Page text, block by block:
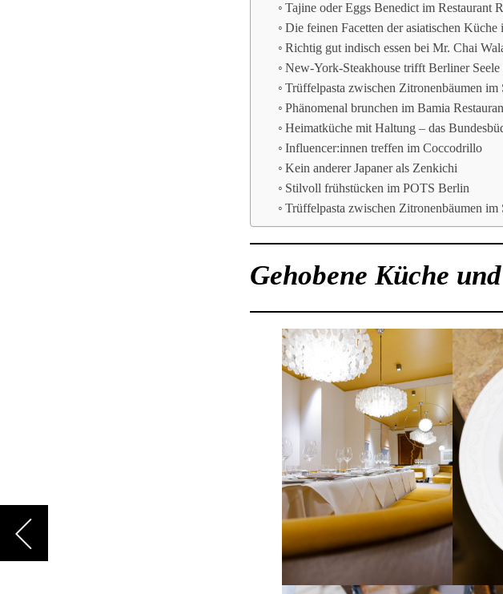
Tajine oder Eggs Benedict im Restaurant
Die feinen Facetten der asiatischen
Richtig gut indisch essen bei Mr. Chai
New-York-Steakhouse trifft Berliner
Trüffelpasta zwischen Zitronenbäumen im
Phänomenal brunchen im Bamia
Heimatküche mit Haltung – das
Influencer:innen treffen im Coccodrillo
Kein anderer Japaner als Zenkichi
Stilvoll frühstücken im POTS Berlin
Trüffelpasta zwischen Zitronenbäumen im
Gehobene Küche